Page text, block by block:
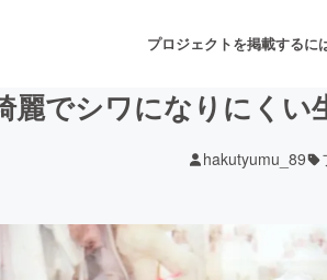
プロジェクトを掲載するに
音楽
麗でシワになりにくい
hakutyumu_89